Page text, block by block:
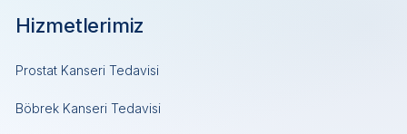
Hizmetlerimiz
Prostat Kanseri Tedavisi
Böbrek Kanseri Tedavisi